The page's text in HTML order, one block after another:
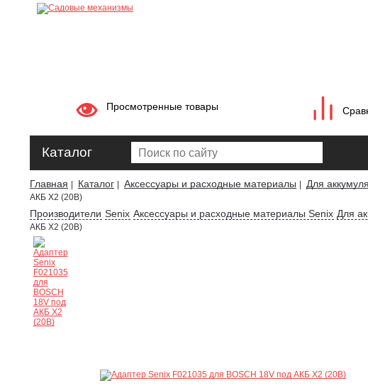
Просмотренные товары
Каталог
Главная Каталог Аксессуары и расходные материалы Для
АКБ X2 (20В)
Производители Senix Аксессуары и расходные материалы Senix Для
АКБ X2 (20В)